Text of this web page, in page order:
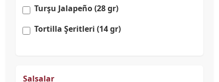
Turşu Jalapeño (28 gr)
Tortilla Şeritleri (14 gr)
Salsalar